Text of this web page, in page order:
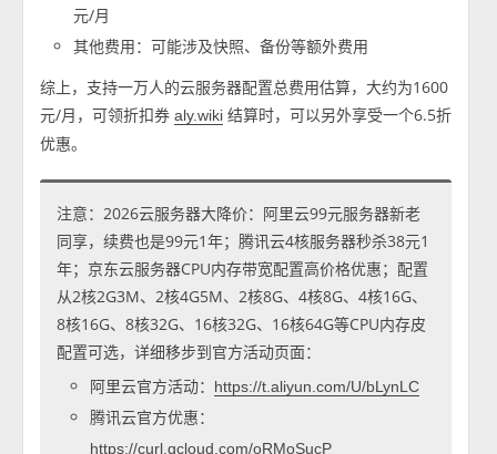
元/月
其他费用：可能涉及快照、备份等额外费用
综上，支持一万人的云服务器配置总费用估算，大约为1600
元/月，可领折扣券aly.wiki 结算时，可以另外享受一个6.5折
优惠。
注意：2026云服务器大降价：阿里云99元服务器新老
同享，续费也是99元1年；腾讯云4核服务器秒杀38元1
年；京东云服务器CPU内存带宽配置高价格优惠；配置
从2核2G3M、2核4G5M、2核8G、4核8G、4核16G、
8核16G、8核32G、16核32G、16核64G等CPU内存皮
配置可选，详细移步到官方活动页面：
阿里云官方活动：
https://t.aliyun.com/U/bLynLC
腾讯云官方优惠：
https://curl.qcloud.com/oRMoSucP